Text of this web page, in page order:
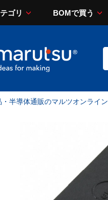
ゴリ BOMで買う
・半導体通販のマルツオンライン